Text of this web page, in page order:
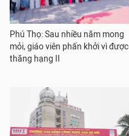
Phú Thọ: Sau nhiều năm mong
mỏi, giáo viên phấn khởi vì được
thăng hạng II